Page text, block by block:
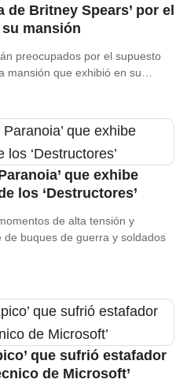
de Britney Spears’ por el
mansión
preocupados por el supuesto
mansión que exhibió en su…
que exhibe
los ‘Destructores’
de alta tensión y
buques de guerra y soldados
que sufrió estafador
de Microsoft’